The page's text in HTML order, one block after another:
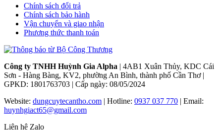
Chính sách đổi trả
Chính sách bảo hành
Vận chuyển và giao nhận
Phương thức thanh toán
Công ty TNHH Huỳnh Gia Alpha | 4AB1 Xuân Thủy, KDC Cái
Sơn - Hàng Bàng, KV2, phường An Bình, thành phố Cần Thơ |
GPKD: 1801763703 | Cấp ngày: 08/05/2024
Website: dungcuytecantho.com | Hotline: 0937 037 770 | Email:
huynhgiact65@gmail.com
Liện hệ Zalo